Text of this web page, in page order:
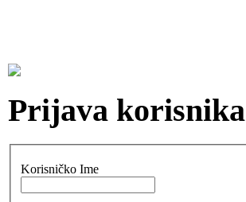
Prijava korisnika
Korisničko Ime